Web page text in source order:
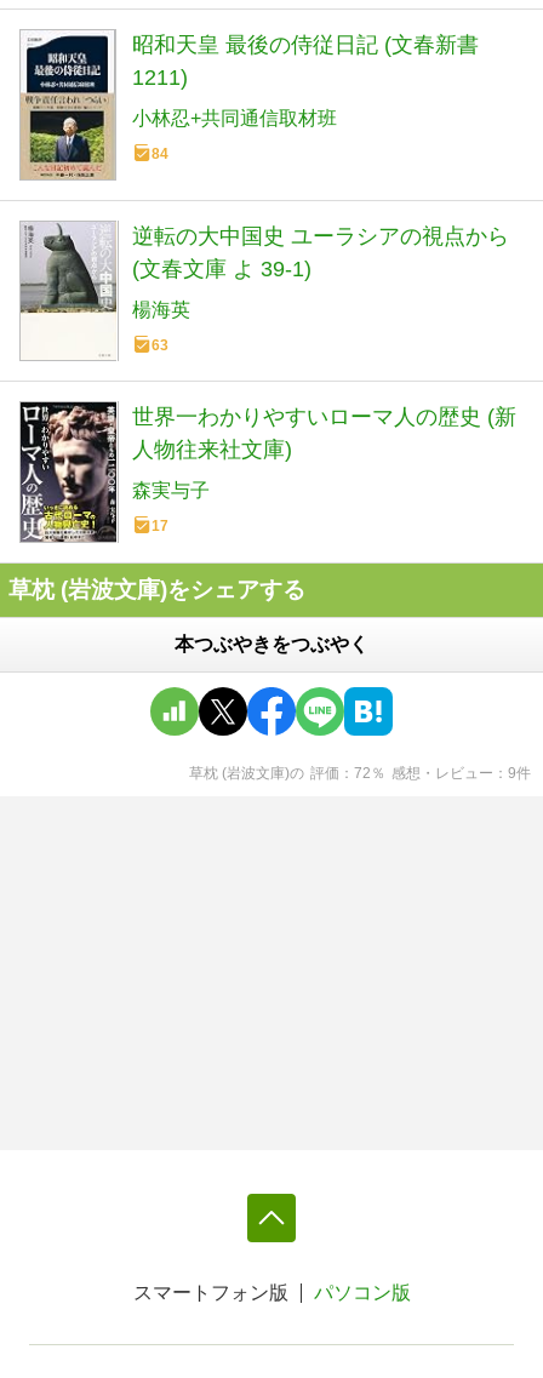
昭和天皇 最後の侍従日記 (文春新書
1211)
小林忍+共同通信取材班
84
逆転の大中国史 ユーラシアの視点から
(文春文庫 よ 39-1)
楊海英
63
世界一わかりやすいローマ人の歴史 (新
人物往来社文庫)
森実与子
17
草枕 (岩波文庫)をシェアする
本つぶやきをつぶやく
草枕 (岩波文庫)の 評価 72 ％ 感想・レビュー 9件
スマートフォン版 パソコン版